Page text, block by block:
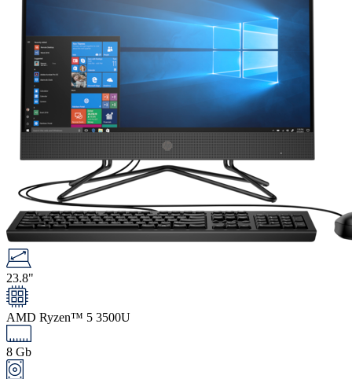
23.8"
AMD Ryzen™ 5 3500U
8 Gb